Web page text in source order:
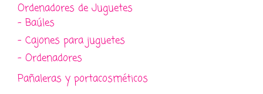
Ordenadores de Juguetes
- Baúles
- Cajones para juguetes
- Ordenadores
Pañaleras y portacosméticos